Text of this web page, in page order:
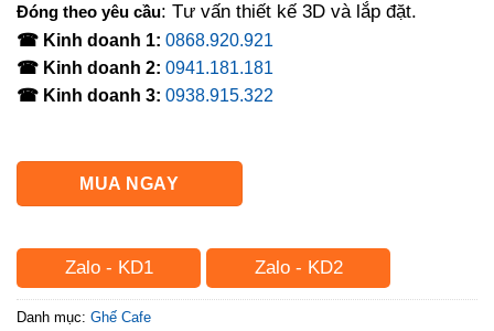
Đóng theo yêu cầu: Tư vấn thiết kế 3D và lắp đặt.
☎ Kinh doanh 1: 0868.920.921
☎ Kinh doanh 2: 0941.181.181
☎ Kinh doanh 3: 0938.915.322
MUA NGAY
Zalo - KD1 Zalo - KD2
Danh mục: Ghế Cafe